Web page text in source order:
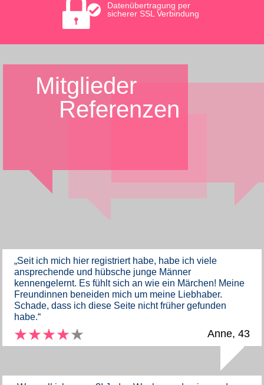
Datenübertragung per
sicherer SSL Verbindung
Mitglieder
Referenzen
„Seit ich mich hier registriert habe, habe ich viele
ansprechende und hübsche junge Männer
kennengelernt. Es fühlt sich an wie ein Märchen! Meine
Freundinnen beneiden mich um meine Liebhaber.
Schade, dass ich diese Seite nicht früher gefunden
habe.“
Anne, 43